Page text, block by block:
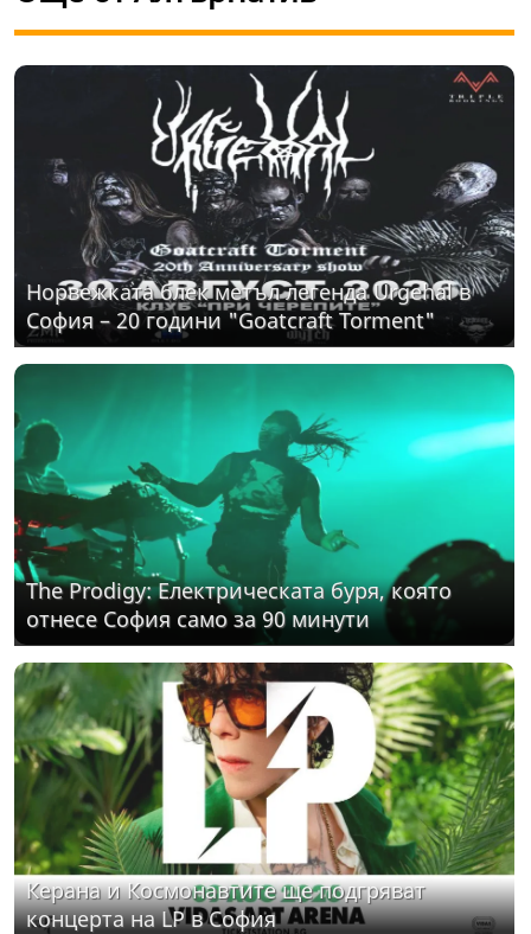
Норвежката блек метъл легенда Urgehal в
София – 20 години "Goatcraft Torment"
The Prodigy: Електрическата буря, която
отнесе София само за 90 минути
Керана и Космонавтите ще подгряват
концерта на LP в София